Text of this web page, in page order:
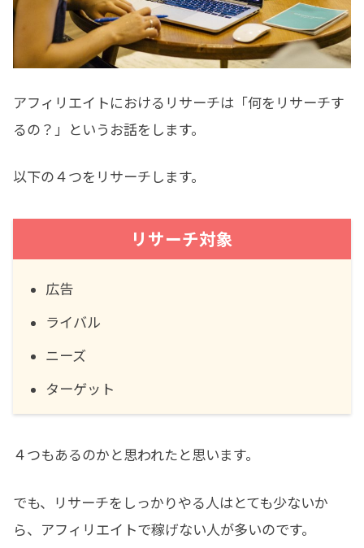
アフィリエイトにおけるリサーチは「何をリサーチす
るの？」というお話をします。
以下の４つをリサーチします。
リサーチ対象
広告
ライバル
ニーズ
ターゲット
４つもあるのかと思われたと思います。
でも、リサーチをしっかりやる人はとても少ないか
ら、アフィリエイトで稼げない人が多いのです。